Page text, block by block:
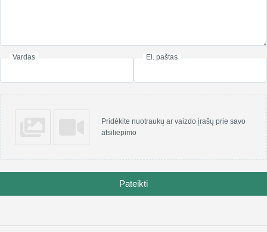
Vardas El. paštas
Pridėkite nuotraukų ar vaizdo įrašų prie savo
atsiliepimo
Pateikti